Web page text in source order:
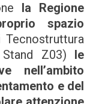
la Regione
spazio
Z03) le
nell’ambito
e del